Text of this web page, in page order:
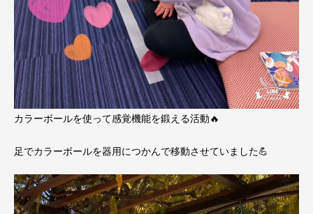
カラーボールを使って感覚機能を鍛える活動🔥
足でカラーボールを器用につかんで移動させていました💪